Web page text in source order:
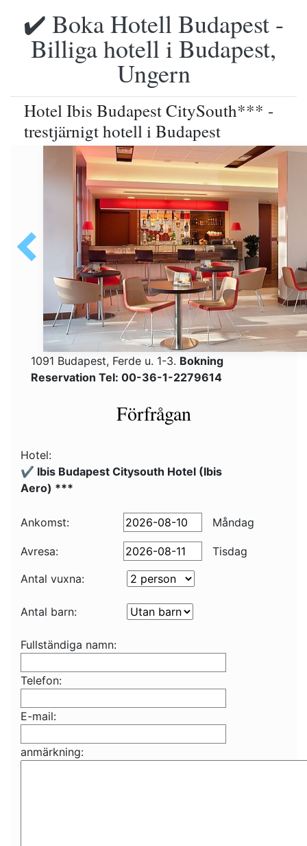
✔️ Boka Hotell Budapest -
Billiga hotell i Budapest,
Ungern
Hotel Ibis Budapest CitySouth*** -
trestjärnigt hotell i Budapest
1091 Budapest, Ferde u. 1-3. Bokning
Reservation Tel: 00-36-1-2279614
Förfrågan
Hotel:
✔️ Ibis Budapest Citysouth Hotel (Ibis
Aero) ***
Ankomst: Måndag
Avresa:
Tisdag
Antal vuxna:
Antal barn:
Fullständiga namn:
Telefon:
E-mail:
anmärkning: